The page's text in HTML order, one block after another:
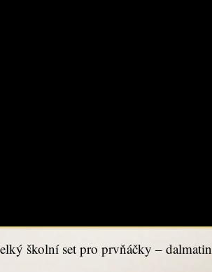
školní set pro prvňáčky – dalmatin